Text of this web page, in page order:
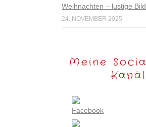
Weihnachten – lustige
24. NOVEMBER 2025
Meine